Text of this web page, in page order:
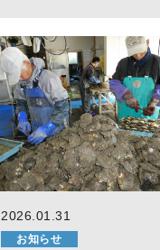
2026.01.31
お知らせ